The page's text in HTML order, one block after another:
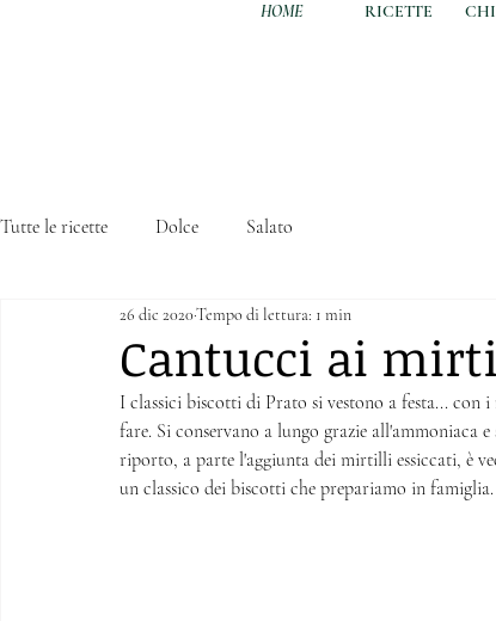
HOME RICETTE
Tutte le ricette Dolce Salato
Cantucci ai
26 dic 2020Tempo di lettura: 1 min
I classici biscotti di Prato si vestono a festa...
fare. Si conservano a lungo grazie all'ammoniaca
riporto, a parte l'aggiunta dei mirtilli essiccati, è
un classico dei biscotti che prepariamo in famiglia.